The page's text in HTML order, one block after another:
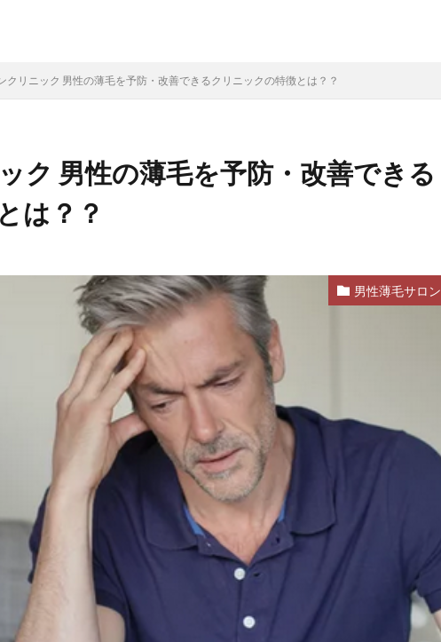
クリニック 男性の薄毛を予防・改善できるクリニックの特徴とは？？
ク 男性の薄毛を予防・改善できる
は？？
男性薄毛サロン